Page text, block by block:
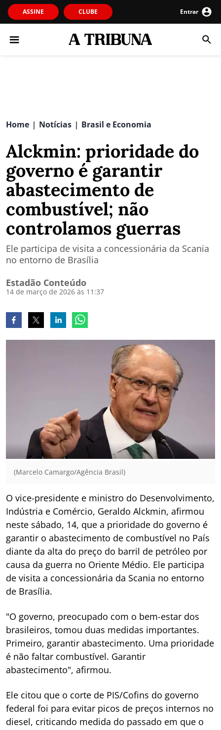
ASSINE CLUBE Entrar
Home | Notícias | Brasil e Economia
Alckmin: prioridade do
governo é garantir
abastecimento de
combustível; não
controlamos guerras
Ele participa de visita a concessionária da Scania
no entorno de Brasília
Estadão Conteúdo
14 de março de 2026 às 11:37
(Marcelo Camargo/Agência Brasil)
O vice-presidente e ministro do Desenvolvimento,
Indústria e Comércio, Geraldo Alckmin, afirmou
neste sábado, 14, que a prioridade do governo é
garantir o abastecimento de combustível no País
diante da alta do preço do barril de petróleo por
causa da guerra no Oriente Médio. Ele participa
de visita a concessionária da Scania no entorno
de Brasília.
"O governo, preocupado com o bem-estar dos
brasileiros, tomou duas medidas importantes.
Primeiro, garantir abastecimento. Uma prioridade
é não faltar combustível. Garantir
abastecimento", afirmou.
Ele citou que o corte de PIS/Cofins do governo
federal foi para evitar picos de preços internos no
diesel, criticando medida do passado em que o